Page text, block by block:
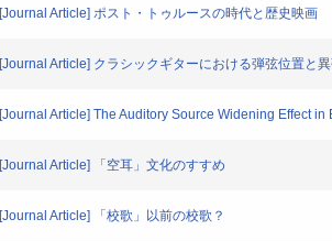
[Journal Article] ポスト・トゥルースの時代と歴史映画
[Journal Article] クラシックギターにおける弾弦位置と
[Journal Article] The Auditory Source Widening Effect
[Journal Article] 「空耳」文化のすすめ
[Journal Article] 「校歌」以前の校歌？